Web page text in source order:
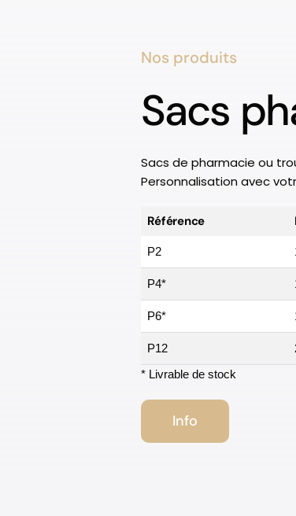
Nos produits
Sacs
Sacs de pharmacie ou
Personnalisation avec
Référence
P2
P4*
P6*
P12
* Livrable de stock
Info